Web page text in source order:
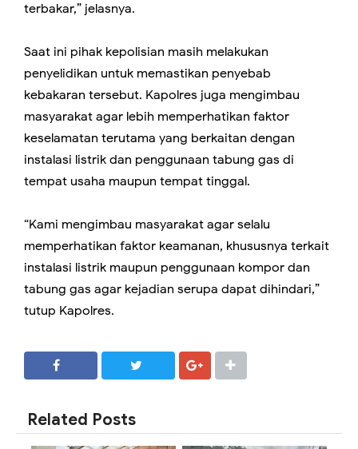
terbakar,” jelasnya.
Saat ini pihak kepolisian masih melakukan
penyelidikan untuk memastikan penyebab
kebakaran tersebut. Kapolres juga mengimbau
masyarakat agar lebih memperhatikan faktor
keselamatan terutama yang berkaitan dengan
instalasi listrik dan penggunaan tabung gas di
tempat usaha maupun tempat tinggal.
“Kami mengimbau masyarakat agar selalu
memperhatikan faktor keamanan, khususnya terkait
instalasi listrik maupun penggunaan kompor dan
tabung gas agar kejadian serupa dapat dihindari,”
tutup Kapolres.
Related Posts